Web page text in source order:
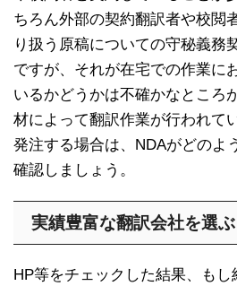
ちろん外部の契約翻訳者や校閲
り扱う原稿についての守秘義務
ですが、それが在宅での作業に
いるかどうかは不確かなところ
材によって翻訳作業が行われて
発注する場合は、NDAがどのよ
確認しましょう。
実績豊富な翻訳会社を選ぶ
HP等をチェックした結果、も